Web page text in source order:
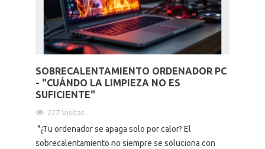
SOBRECALENTAMIENTO ORDENADOR PC
- "CUÁNDO LA LIMPIEZA NO ES
SUFICIENTE"
227 Visitas
"¿Tu ordenador se apaga solo por calor? El
sobrecalentamiento no siempre se soluciona con